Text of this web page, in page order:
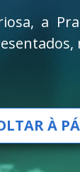
a
À